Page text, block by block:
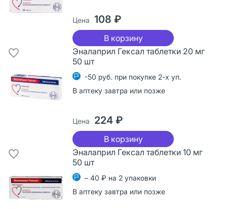
Цена 108 ₽
В корзину
Эналаприл Гексал таблетки 20 мг
50 шт
-50 руб. при покупке 2-х уп.
В аптеку завтра или позже
Цена 224 ₽
В корзину
Эналаприл Гексал таблетки 10 мг
50 шт
– 40 ₽ на 2 упаковки
В аптеку завтра или позже